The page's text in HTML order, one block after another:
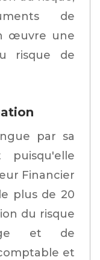
de
œuvre une
risque de
par sa
puisqu'elle
Financier
plus de 20
du risque
et de
et